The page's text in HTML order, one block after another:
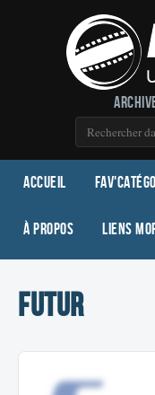
Accueil
À propos Liens
futur